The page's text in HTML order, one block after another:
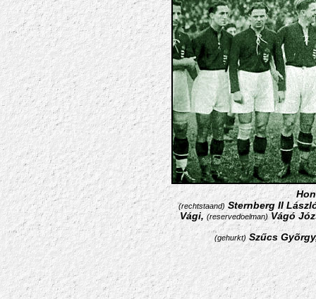
(rechtstaand) Sternberg II
Vági,(reservedoelman)Vágó
(gehurkt) Szűcs